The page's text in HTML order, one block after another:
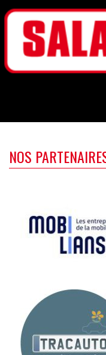
NOS